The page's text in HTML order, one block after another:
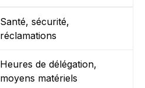
Santé, sécurité,
réclamations
Heures de délégation,
moyens matériels